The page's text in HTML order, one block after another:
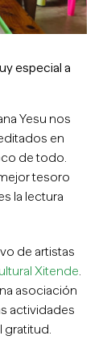
especial a
Yesu nos
en
de todo.
tesoro
la lectura
de artistas
Xitende.
asociación
actividades
gratitud.